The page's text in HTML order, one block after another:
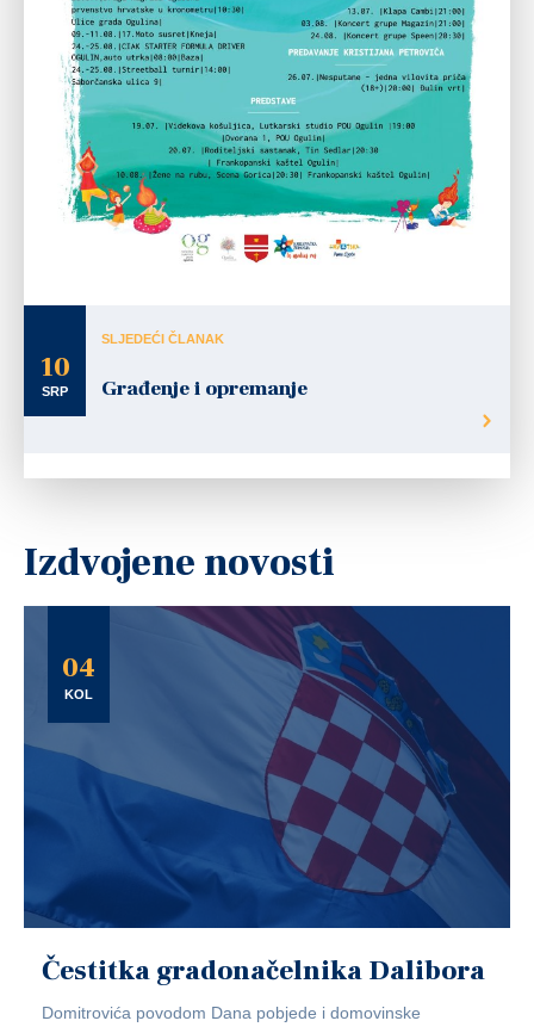
10
SRP
SLJEDEĆI ČLANAK
Građenje i opremanje
Izdvojene novosti
04
KOL
Čestitka gradonačelnika Dalibora
Domitrovića povodom Dana pobjede i domovinske